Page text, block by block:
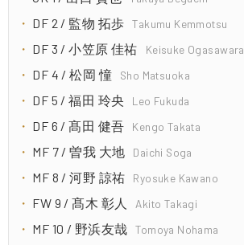
DF 2 / 監物 拓歩 Takumu Kemmotsu
DF 3 / 小笠原 佳祐 Keisuke Ogasawara
DF 4 / 松岡 憧 Sho Matsuoka
DF 5 / 福田 玲央 Leo Fukuda
DF 6 / 髙田 健吾 Kengo Takata
MF 7 / 曽我 大地 Daichi Soga
MF 8 / 河野 諒祐 Ryosuke Kawano
FW 9 / 髙木 彰人 Akito Takagi
MF 10 / 野浜友哉 Tomoya Nohama